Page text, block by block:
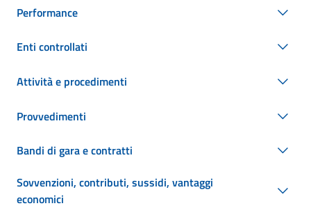
Performance
Enti controllati
Attività e procedimenti
Provvedimenti
Bandi di gara e contratti
Sovvenzioni, contributi, sussidi, vantaggi
economici